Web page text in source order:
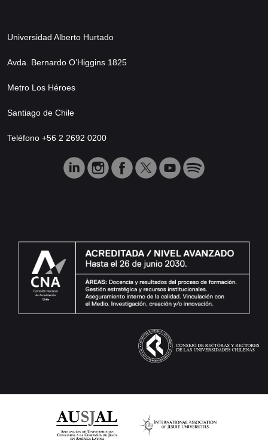
Universidad Alberto Hurtado
Avda. Bernardo O’Higgins 1825
Metro Los Héroes
Santiago de Chile
Teléfono +56 2 2692 0200